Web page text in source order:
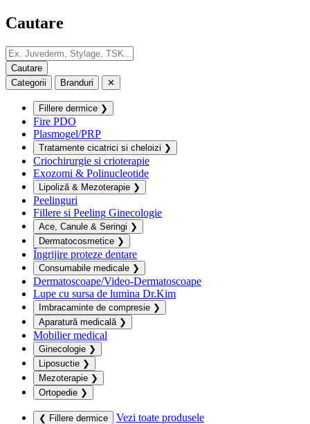
Cautare
Categorii Branduri ✕
Fillere dermice ❯
Fire PDO
Plasmogel/PRP
Tratamente cicatrici si cheloizi ❯
Criochirurgie si crioterapie
Exozomi & Polinucleotide
Lipoliză & Mezoterapie ❯
Peelinguri
Fillere si Peeling Ginecologie
Ace, Canule & Seringi ❯
Dermatocosmetice ❯
Îngrijire proteze dentare
Consumabile medicale ❯
Dermatoscoape/Video-Dermatoscoape
Lupe cu sursa de lumina Dr.Kim
Imbracaminte de compresie ❯
Aparatură medicală ❯
Mobilier medical
Ginecologie ❯
Liposuctie ❯
Mezoterapie ❯
Ortopedie ❯
❮ Fillere dermice
Vezi toate produsele